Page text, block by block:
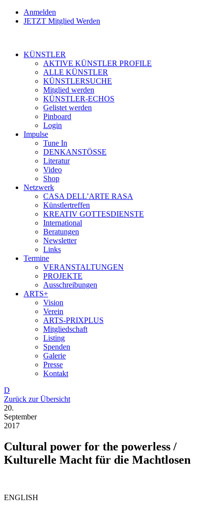
Anmelden
JETZT Mitglied Werden
KÜNSTLER
AKTIVE KÜNSTLER PROFILE
ALLE KÜNSTLER
KÜNSTLERSUCHE
Mitglied werden
KÜNSTLER-ECHOS
Gelistet werden
Pinboard
Login
Impulse
Tune In
DENKANSTÖSSE
Literatur
Video
Shop
Netzwerk
CASA DELL’ARTE RASA
Künstlertreffen
KREATIV GOTTESDIENSTE
International
Beratungen
Newsletter
Links
Termine
VERANSTALTUNGEN
PROJEKTE
Ausschreibungen
ARTS+
Vision
Verein
ARTS-PRIXPLUS
Mitgliedschaft
Listing
Spenden
Galerie
Presse
Kontakt
D
Zurück zur Übersicht
20.
September
2017
Cultural power for the powerless /
Kulturelle Macht für die Machtlosen
ENGLISH